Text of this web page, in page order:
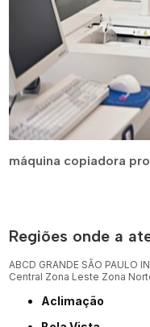
máquina copiadora
Regiões onde a
ABCD GRANDE SÃO PAULO
Central Zona Leste Zona
Aclimação